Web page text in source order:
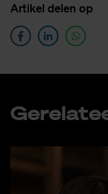
Ar­ti­kel de­len op